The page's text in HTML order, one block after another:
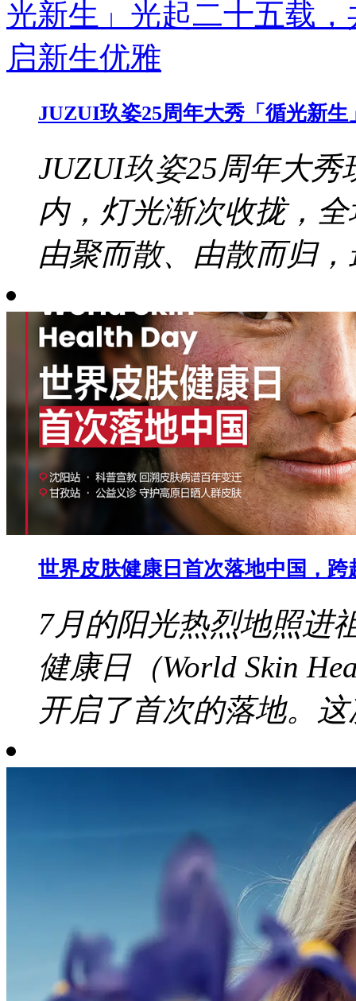
JUZUI玖姿25周年大秀「循光新
JUZUI玖姿25周年大秀
内，灯光渐次收拢，
由聚而散、由散而归
世界皮肤健康日首次落地中国，
7月的阳光热烈地照进
健康日（World Skin
开启了首次的落地。这